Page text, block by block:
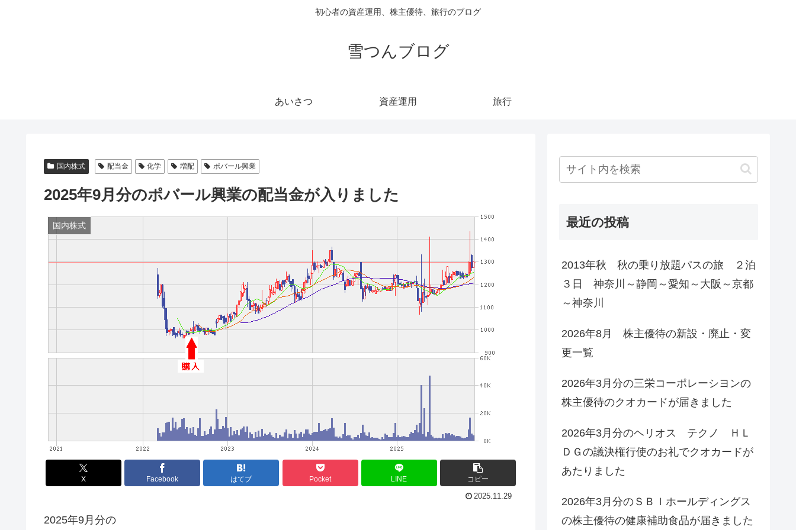
初心者の資産運用、株主優待、旅行のブログ
雪つんブログ
あいさつ 資産運用 旅行
国内株式 配当金 化学 増配 ポバール興業
2025年9月分のポバール興業の配当金が入りました
国内株式
X Facebook はてブ Pocket LINE コピー
2025.11.29
2025年9月分の
最近の投稿
2013年秋 秋の乗り放題パスの旅 ２泊
３日 神奈川～静岡～愛知～大阪～京都
～神奈川
2026年8月 株主優待の新設・廃止・変
更一覧
2026年3月分の三栄コーポレーシヨンの
株主優待のクオカードが届きました
2026年3月分のヘリオス テクノ ＨＬ
ＤＧの議決権行使のお礼でクオカードが
あたりました
2026年3月分のＳＢＩホールディングス
の株主優待の健康補助食品が届きました